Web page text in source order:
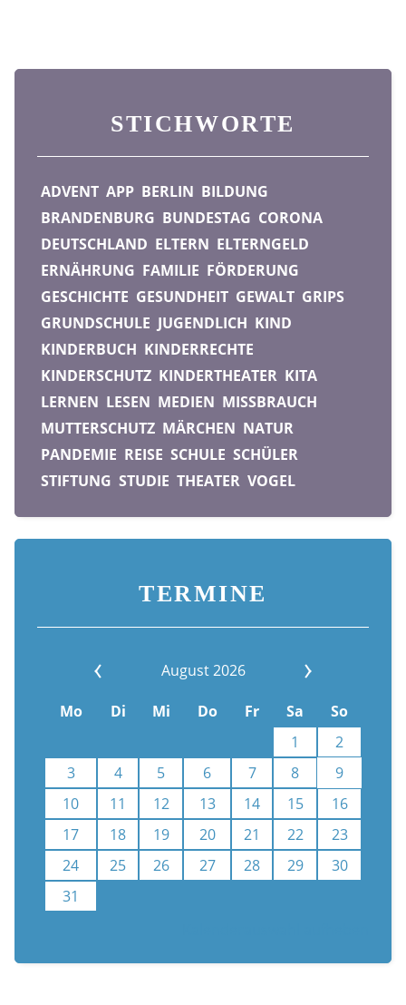
STICHWORTE
ADVENT APP BERLIN BILDUNG
BRANDENBURG BUNDESTAG CORONA
DEUTSCHLAND ELTERN ELTERNGELD
ERNÄHRUNG FAMILIE FÖRDERUNG
GESCHICHTE GESUNDHEIT GEWALT GRIPS
GRUNDSCHULE JUGENDLICH KIND
KINDERBUCH KINDERRECHTE
KINDERSCHUTZ KINDERTHEATER KITA
LERNEN LESEN MEDIEN MISSBRAUCH
MUTTERSCHUTZ MÄRCHEN NATUR
PANDEMIE REISE SCHULE SCHÜLER
STIFTUNG STUDIE THEATER VOGEL
TERMINE
August 2026
Mo Di Mi Do Fr Sa
So
1
2
3
4 5 6 7 8
9
10
11 12 13 14 15
16
17
18 19 20 21 22
23
24
25 26 27 28 29
30
31